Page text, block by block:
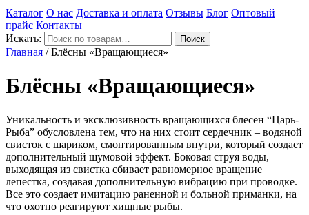
Каталог О нас Доставка и оплата Отзывы Блог Оптовый
прайс Контакты
Искать:
Поиск
Главная /Блёсны «Вращающиеся»
Блёсны «Вращающиеся»
Уникальность и эксклюзивность вращающихся блесен “Царь-
Рыба” обусловлена тем, что на них стоит сердечник – водяной
свисток с шариком, смонтированным внутри, который создает
дополнительный шумовой эффект. Боковая струя воды,
выходящая из свистка сбивает равномерное вращение
лепестка, создавая дополнительную вибрацию при проводке.
Все это создает имитацию раненной и больной приманки, на
что охотно реагируют хищные рыбы.